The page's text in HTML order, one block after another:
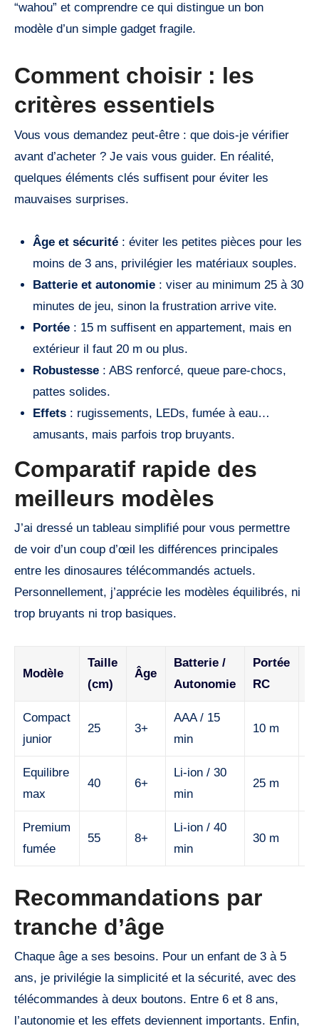
“wahou” et comprendre ce qui distingue un bon
modèle d’un simple gadget fragile.
Comment choisir : les
critères essentiels
Vous vous demandez peut-être : que dois-je vérifier
avant d’acheter ? Je vais vous guider. En réalité,
quelques éléments clés suffisent pour éviter les
mauvaises surprises.
Âge et sécurité: éviter les petites pièces pour les
moins de 3 ans, privilégier les matériaux souples.
Batterie et autonomie: viser au minimum 25 à 30
minutes de jeu, sinon la frustration arrive vite.
Portée: 15 m suffisent en appartement, mais en
extérieur il faut 20 m ou plus.
Robustesse: ABS renforcé, queue pare-chocs,
pattes solides.
Effets: rugissements, LEDs, fumée à eau…
amusants, mais parfois trop bruyants.
Comparatif rapide des
meilleurs modèles
J’ai dressé un tableau simplifié pour vous permettre
de voir d’un coup d’œil les différences principales
entre les dinosaures télécommandés actuels.
Personnellement, j’apprécie les modèles équilibrés, ni
trop bruyants ni trop basiques.
Modèle
Taille
(cm)
Âge
Batterie /
Autonomie
Portée
RC
Compact
junior
25 3+
AAA / 15
min
10 m
Equilibre
max
40 6+
Li-ion / 30
min
25 m
Premium
fumée
55 8+
Li-ion / 40
min
30 m
Recommandations par
tranche d’âge
Chaque âge a ses besoins. Pour un enfant de 3 à 5
ans, je privilégie la simplicité et la sécurité, avec des
télécommandes à deux boutons. Entre 6 et 8 ans,
l’autonomie et les effets deviennent importants. Enfin,